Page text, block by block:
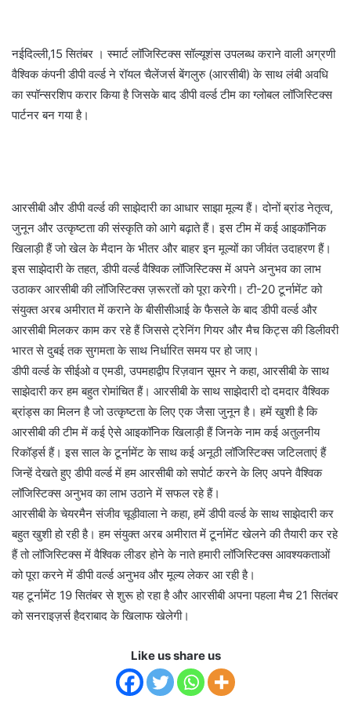
नईदिल्ली,15 सितंबर । स्मार्ट लॉजिस्टिक्स सॉल्यूशंस उपलब्ध कराने वाली अग्रणी
वैश्विक कंपनी डीपी वर्ल्ड ने रॉयल चैलेंजर्स बेंगलुरु (आरसीबी) के साथ लंबी अवधि
का स्पॉन्सरशिप करार किया है जिसके बाद डीपी वर्ल्ड टीम का ग्लोबल लॉजिस्टिक्स
पार्टनर बन गया है।
आरसीबी और डीपी वर्ल्ड की साझेदारी का आधार साझा मूल्य हैं। दोनों ब्रांड नेतृत्व,
जुनून और उत्कृष्टता की संस्कृति को आगे बढ़ाते हैं। इस टीम में कई आइकॉनिक
खिलाड़ी हैं जो खेल के मैदान के भीतर और बाहर इन मूल्यों का जीवंत उदाहरण हैं।
इस साझेदारी के तहत, डीपी वर्ल्ड वैश्विक लॉजिस्टिक्स में अपने अनुभव का लाभ
उठाकर आरसीबी की लॉजिस्टिक्स ज़रूरतों को पूरा करेगी। टी-20 टूर्नामेंट को
संयुक्त अरब अमीरात में कराने के बीसीसीआई के फैसले के बाद डीपी वर्ल्ड और
आरसीबी मिलकर काम कर रहे हैं जिससे ट्रेनिंग गियर और मैच किट्स की डिलीवरी
भारत से दुबई तक सुगमता के साथ निर्धारित समय पर हो जाए।
डीपी वर्ल्ड के सीईओ व एमडी, उपमहाद्वीप रिज़वान सूमर ने कहा, आरसीबी के साथ
साझेदारी कर हम बहुत रोमांचित हैं। आरसीबी के साथ साझेदारी दो दमदार वैश्विक
ब्रांड्स का मिलन है जो उत्कृष्टता के लिए एक जैसा जुनून है। हमें खुशी है कि
आरसीबी की टीम में कई ऐसे आइकॉनिक खिलाड़ी हैं जिनके नाम कई अतुलनीय
रिकॉर्ड्स हैं। इस साल के टूर्नामेंट के साथ कई अनूठी लॉजिस्टिक्स जटिलताएं हैं
जिन्हें देखते हुए डीपी वर्ल्ड में हम आरसीबी को सपोर्ट करने के लिए अपने वैश्विक
लॉजिस्टिक्स अनुभव का लाभ उठाने में सफल रहे हैं।
आरसीबी के चेयरमैन संजीव चूड़ीवाला ने कहा, हमें डीपी वर्ल्ड के साथ साझेदारी कर
बहुत खुशी हो रही है। हम संयुक्त अरब अमीरात में टूर्नामेंट खेलने की तैयारी कर रहे
हैं तो लॉजिस्टिक्स में वैश्विक लीडर होने के नाते हमारी लॉजिस्टिक्स आवश्यकताओं
को पूरा करने में डीपी वर्ल्ड अनुभव और मूल्य लेकर आ रही है।
यह टूर्नामेंट 19 सितंबर से शुरू हो रहा है और आरसीबी अपना पहला मैच 21 सितंबर
को सनराइज़र्स हैदराबाद के खिलाफ खेलेगी।
Like us share us